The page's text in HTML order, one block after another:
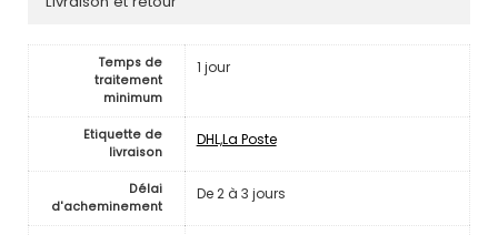
Temps de
traitement
minimum
1 jour
Etiquette de
livraison
DHL,La Poste
Délai
d'acheminement
De 2 à 3 jours